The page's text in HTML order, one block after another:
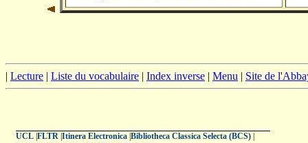
| Lecture | Liste du vocabulaire | Index inverse | Menu | Site de
UCL| FLTR| Itinera Electronica| Bibliotheca Classica Selecta (BCS)|